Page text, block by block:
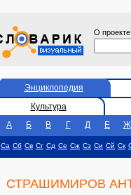
О проекте
Энциклопедия
Культура
А
Б В Г Д Е Ж
Са Сб Св Сг Сд Се Сж Сз Си Сй Ск
СТРАШИМИРОВ